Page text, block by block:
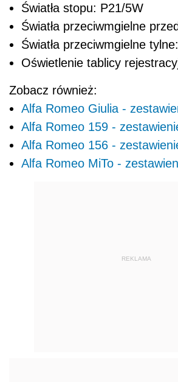
Światła stopu: P21/5W
Światła przeciwmgielne
Światła przeciwmgielne
Oświetlenie tablicy
Zobacz również:
Alfa Romeo Giulia -
Alfa Romeo 159 -
Alfa Romeo 156 -
Alfa Romeo MiTo -
REKLAMA